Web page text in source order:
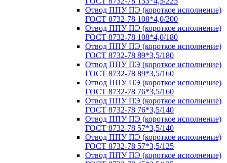
Отвод ППУ ПЭ (короткое исполнение)
ГОСТ 8732-78 108*4,0/200
Отвод ППУ ПЭ (короткое исполнение)
ГОСТ 8732-78 108*4,0/180
Отвод ППУ ПЭ (короткое исполнение)
ГОСТ 8732-78 89*3,5/180
Отвод ППУ ПЭ (короткое исполнение)
ГОСТ 8732-78 89*3,5/160
Отвод ППУ ПЭ (короткое исполнение)
ГОСТ 8732-78 76*3,5/160
Отвод ППУ ПЭ (короткое исполнение)
ГОСТ 8732-78 76*3,5/140
Отвод ППУ ПЭ (короткое исполнение)
ГОСТ 8732-78 57*3,5/140
Отвод ППУ ПЭ (короткое исполнение)
ГОСТ 8732-78 57*3,5/125
Отвод ППУ ПЭ (короткое исполнение)